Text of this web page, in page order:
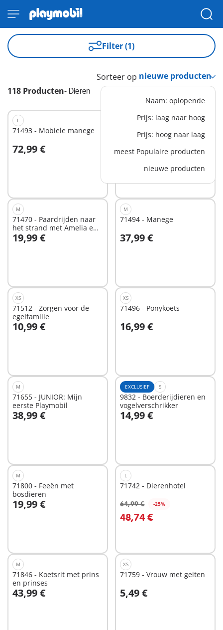
Filter (1)
118 Producten- Dieren
Sorteer op
Naam: oplopende
Prijs: laag naar hoog
Prijs: hoog naar laag
meest Populaire producten
nieuwe producten
L
71493 - Mobiele manege
72,99 €
71441 - Gezellig
woonwagencafé
66,99 €
beschikbaar
M
71470 - Paardrijden naar
het strand met Amelia en
Ben
19,99 €
In winkelwagen
M
71494 - Manege
37,99 €
XS
71512 - Zorgen voor de
egelfamilie
10,99 €
In winkelwagen
XS
71496 - Ponykoets
16,99 €
In winkelwagen
M
71655 - JUNIOR: Mijn
eerste Playmobil
38,99 €
In winkelwagen
EXCLUSIEF S
9832 - Boerderijdieren en
vogelverschrikker
14,99 €
In winkelwagen
M
71800 - Feeën met
bosdieren
19,99 €
In winkelwagen
L
71742 - Dierenhotel
64,99 € -25%
48,74 €
In winkelwagen
M
71846 - Koetsrit met prins
en prinses
43,99 €
In winkelwagen
XS
71759 - Vrouw met geiten
5,49 €
In winkelwagen